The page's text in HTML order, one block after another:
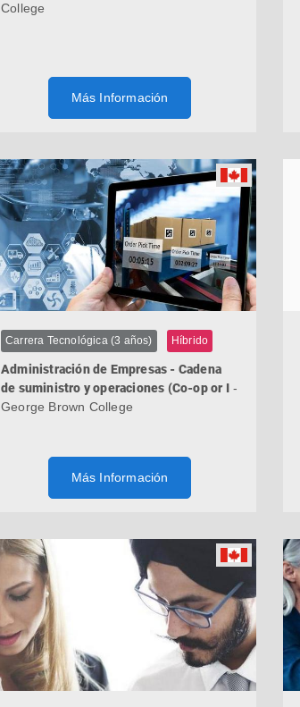
College
Más Información
Carrera Tecnológica (3 años) Híbrido
Administración de Empresas - Cadena
de suministro y operaciones (Co-op or I-
George Brown College
Más Información